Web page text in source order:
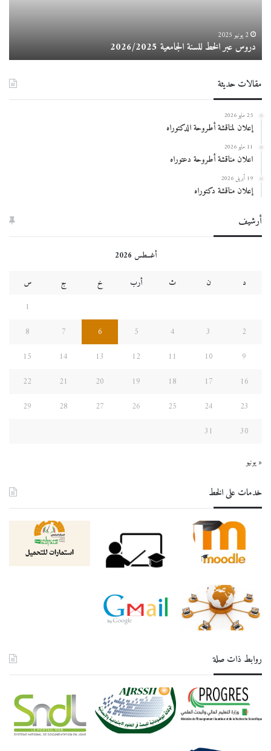
2 يونيو 2025
دروس عبر الخط للسنة الجامعية 2026/2025
مقالات حديثة
25 مايو 2026
إعلان لمناقشة أطروحة الدكتوراه
11 مايو 2026
اعلان مناقشة أطروحة دعتوراه
19 أبريل 2026
إعلان مناقشة دكتوراه
أرشيف
أغسطس 2026
د
ن ث أرب خ ج
س
1
2
3
4
5
6
7
8
9
10
11
12
13
14
15
16
17
18
19
20
21
22
23
24
25
26
27
28
29
30
31
« يونيو
خدمات على الخط
روابط ذات صلة